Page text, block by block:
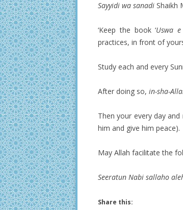
Sayyidi wa sanadi Shaikh
‘Keep the book ‘Uswa
practices, in front of
Study each and every
After doing so, in-sha-
Then your every day
him and give him peace).
May Allah facilitate the
Seeratun Nabi sallaho
Share this: